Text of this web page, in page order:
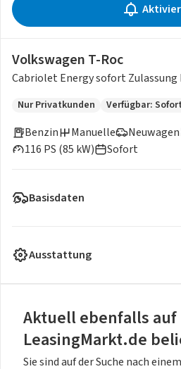
Volkswagen T-Roc
Cabriolet Energy sofort Zulassung
Nur Privatkunden Verfügbar: Sofort
Benzin
Neuwagen
116 PS (85 kW)
Manuelle
Sofort
Basisdaten
Ausstattung
Aktuell ebenfalls auf
LeasingMarkt.de
Sie sind auf der Suche nach einem